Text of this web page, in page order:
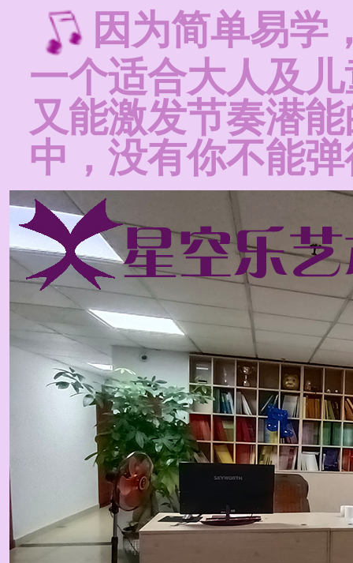
因为简单易学
一个适合大人及
又能激发节奏潜
中，没有你不能